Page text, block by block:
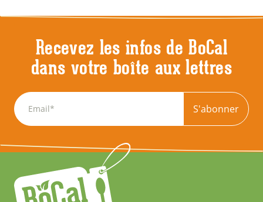
Recevez les infos de BoCal
dans votre boîte aux lettres
S'abonner